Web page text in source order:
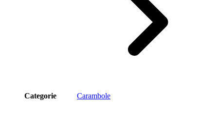
Categorie Carambole